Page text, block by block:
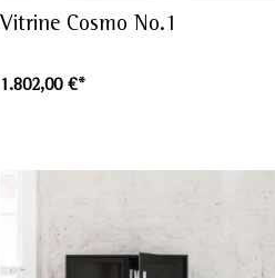
Vitrine Cosmo No.1
1.802,00 €*